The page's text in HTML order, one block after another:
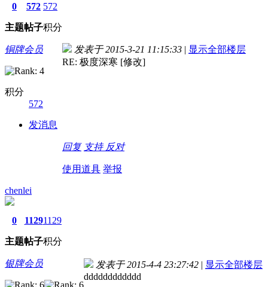
0
主题
572
帖子
572
积分
铜牌会员
积分
572
发消息
发表于 2015-3-21 11:15:33 | 显示全部楼层
RE: 极度深寒 [修改]
回复 支持 反对
使用道具 举报
chenlei
0
主题
1129
帖子
1129
积分
银牌会员 发表于 2015-4-4 23:27:42 | 显示全部楼层
dddddddddddd